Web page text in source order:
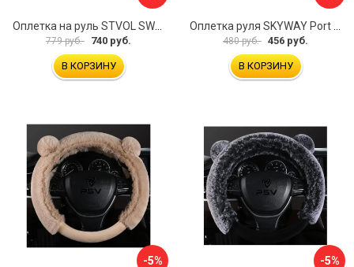
779 руб. 740 руб.
В КОРЗИНУ
480 руб. 456 руб.
В КОРЗИНУ
-5% -5%